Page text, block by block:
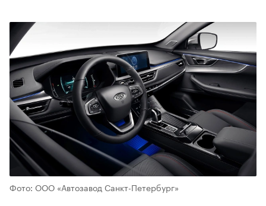
Фото: ООО «Автозавод Санкт-Петербург»